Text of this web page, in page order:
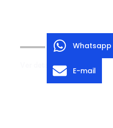
Ver detalhes >>
Whatsapp
E-mail